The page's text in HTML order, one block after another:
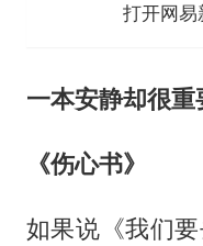
打开网易
一本安静却很重
《伤心书》
如果说《我们要